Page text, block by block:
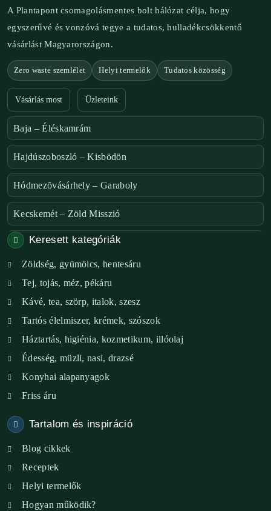
A Plantapont csomagolásmentes bolt hálózat célja, hogy
egyszerűvé és vonzóvá tegye a tudatos, hulladékcsökkentő
vásárlást Magyarországon.
Zero waste szemlélet Helyi termelők Tudatos közösség
Vásárlás most Üzleteink
Baja – Éléskamrám
Hajdúszoboszló – Kisbödön
Hódmezõvásárhely – Garaboly
Kecskemét – Zöld Misszió
Székesfehérvár – Zöld Sarok
Verőce – Miegymás
XI. ker. – Lemérem
XIX. ker. – Boldog Föld
XVIII. ker. – Eni Mag-ház
XXIII. ker. – Panelpék
Keresett kategóriák
Zöldség, gyümölcs, hentesáru
Tej, tojás, méz, pékáru
Kávé, tea, szörp, italok, szesz
Tartós élelmiszer, krémek, szószok
Háztartás, higiénia, kozmetikum, illóolaj
Édesség, müzli, nasi, drazsé
Konyhai alapanyagok
Friss áru
Tartalom és inspiráció
Blog cikkek
Receptek
Helyi termelők
Hogyan működik?